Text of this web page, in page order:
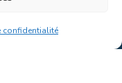
confidentialité